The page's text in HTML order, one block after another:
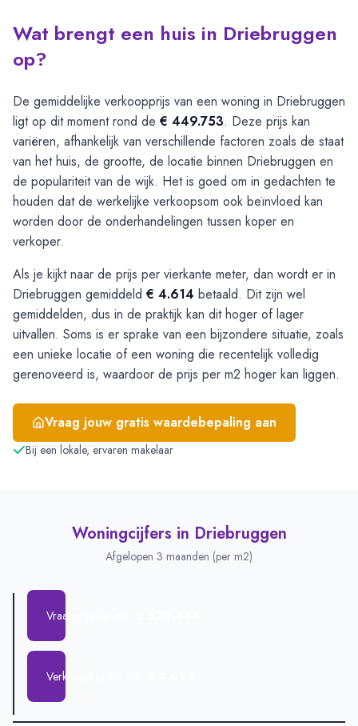
Wat brengt een huis in Driebruggen
op?
De gemiddelijke verkoopprijs van een woning in Driebruggen
ligt op dit moment rond de € 449.753. Deze prijs kan
variëren, afhankelijk van verschillende factoren zoals de staat
van het huis, de grootte, de locatie binnen Driebruggen en
de populariteit van de wijk. Het is goed om in gedachten te
houden dat de werkelijke verkoopsom ook beïnvloed kan
worden door de onderhandelingen tussen koper en
verkoper.
Als je kijkt naar de prijs per vierkante meter, dan wordt er in
Driebruggen gemiddeld € 4.614 betaald. Dit zijn wel
gemiddelden, dus in de praktijk kan dit hoger of lager
uitvallen. Soms is er sprake van een bijzondere situatie, zoals
een unieke locatie of een woning die recentelijk volledig
gerenoveerd is, waardoor de prijs per m2 hoger kan liggen.
Vraag jouw gratis waardebepaling aan
Bij een lokale, ervaren makelaar
Woningcijfers in Driebruggen
Afgelopen 3 maanden (per m2)
Vraagprijs per m2
Verkoopprijs per m2